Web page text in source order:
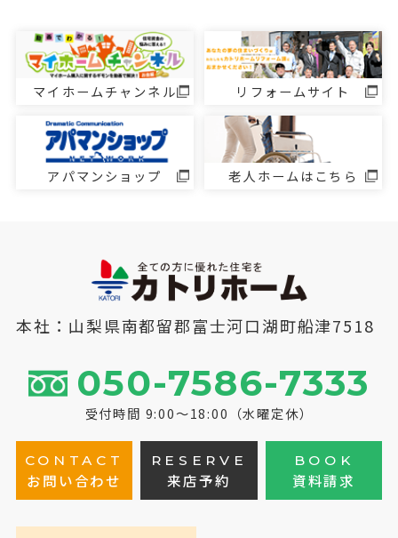
マイホームチャンネル リフォームサイト
アパマンショップ 老人ホームはこちら
本社：山梨県南都留郡富士河口湖町船津7518
050-7586-7333
受付時間 9:00～18:00（水曜定休）
CONTACT
お問い合わせ
RESERVE
来店予約
BOOK
資料請求